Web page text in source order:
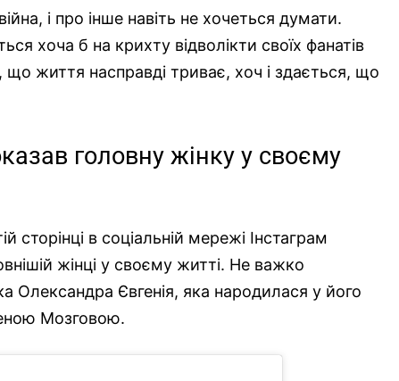
і про інше навіть не хочеться думати.
хоча б на крихту відволікти своїх фанатів
що життя насправді триває, хоч і здається, що
головну жінку у своєму
сторінці в соціальній мережі Інстаграм
жінці у своєму житті. Не важко
Олександра Євгенія, яка народилася у його
Мозговою.